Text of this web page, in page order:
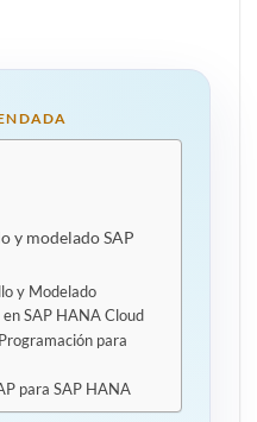
y modelado SAP
y Modelado
SAP HANA Cloud
para
para SAP HANA